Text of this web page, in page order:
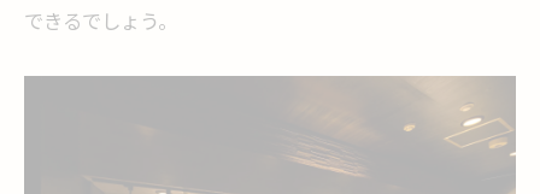
横浜で家族やカップルに最適な記念日ディナー
家族と過ごす横浜記念日ディナーの選び方
カップルにおすすめの記念日ディナー体験
カジュアルに楽しめる記念日ディナーの魅
できるでしょう。